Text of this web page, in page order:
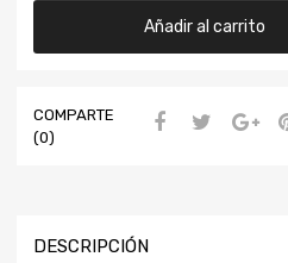
Añadir al carrito
COMPARTE
(0)
DESCRIPCIÓN